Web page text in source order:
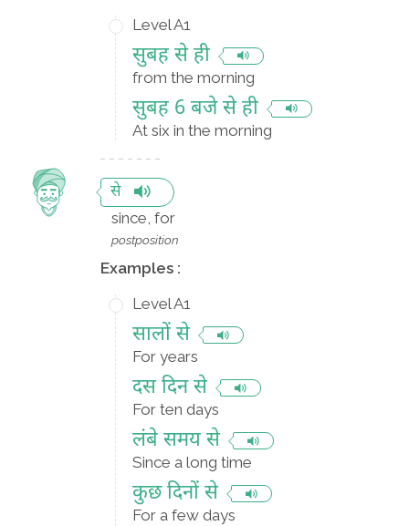
Level A1
सुबह से ही
from the morning
सुबह 6 बजे से ही
At six in the morning
से
since, for
postposition
Examples :
Level A1
सालों से
For years
दस दिन से
For ten days
लंबे समय से
Since a long time
कुछ दिनों से
For a few days